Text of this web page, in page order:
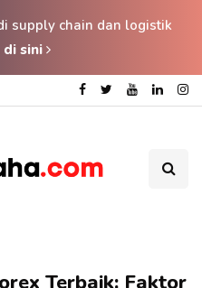
supply chain dan logistik
di sini
Terbaik: Faktor